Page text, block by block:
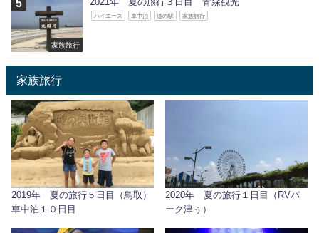
家族旅行
ハイエース 車中泊 道の駅 家族旅行
家族旅行
2019年 夏の旅行５日目（鳥取）
車中泊１０日目
2020年 夏の旅行１日目（RVパ
ーク津ぅ）